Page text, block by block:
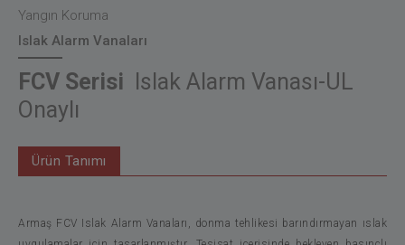
Yangın Koruma
Islak Alarm Vanaları
FCV Serisi
Islak Alarm Vanası-UL
Onaylı
Ürün Tanımı
Armaş FCV Islak Alarm Vanaları, donma tehlikesi barındırmayan ıslak